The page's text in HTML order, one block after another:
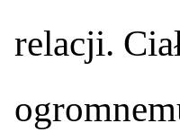
relacji.